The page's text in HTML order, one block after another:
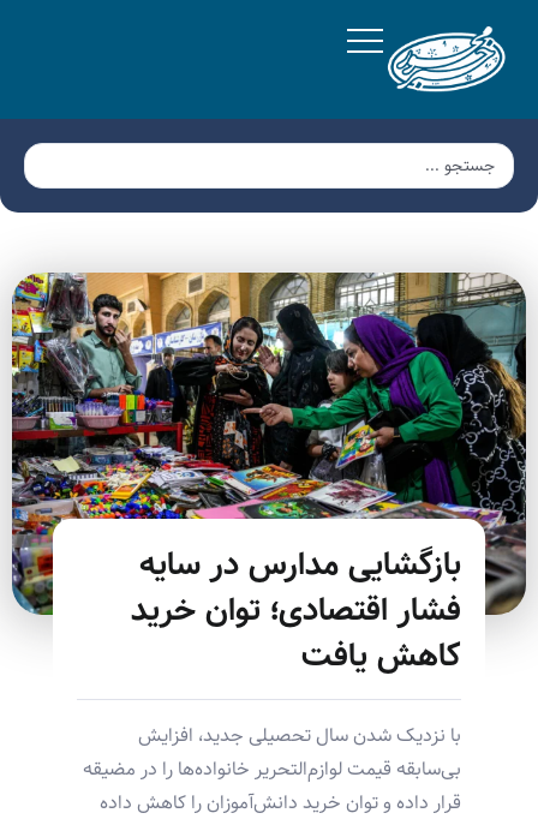
بازگشایی مدارس در سایه
فشار اقتصادی؛ توان خرید
کاهش یافت
با نزدیک شدن سال تحصیلی جدید، افزایش
بی‌سابقه قیمت لوازم‌التحریر خانواده‌ها را در مضیقه
قرار داده و توان خرید دانش‌آموزان را کاهش داده